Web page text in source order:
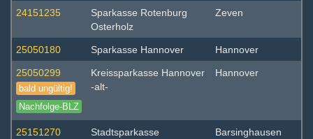
24151235
Sparkasse Rotenburg
Osterholz
Zeven
25050180 Sparkasse Hannover Hannover
25050299
bald ungültig!
Nachfolge-BLZ
Kreissparkasse Hannover
-alt-
Hannover
25151270
Stadtsparkasse
Barsinghausen